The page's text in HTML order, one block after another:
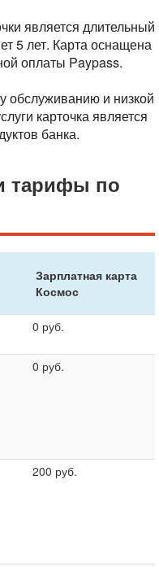
является длительный
5 лет. Карта оснащена
оплаты Paypass.
обслуживанию и низкой
карточка является
банка.
тарифы по
Зарплатная карта
Космос
0 руб.
0 руб.
200 руб.